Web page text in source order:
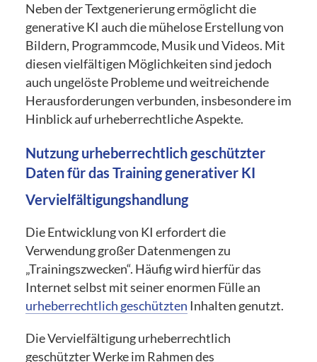
Neben der Textgenerierung ermöglicht die
generative KI auch die mühelose Erstellung von
Bildern, Programmcode, Musik und Videos. Mit
diesen vielfältigen Möglichkeiten sind jedoch
auch ungelöste Probleme und weitreichende
Herausforderungen verbunden, insbesondere im
Hinblick auf urheberrechtliche Aspekte.
Nutzung urheberrechtlich geschützter
Daten für das Training generativer KI
Vervielfältigungshandlung
Die Entwicklung von KI erfordert die
Verwendung großer Datenmengen zu
„Trainingszwecken“. Häufig wird hierfür das
Internet selbst mit seiner enormen Fülle an
urheberrechtlich geschützten Inhalten genutzt.
Die Vervielfältigung urheberrechtlich
geschützter Werke im Rahmen des